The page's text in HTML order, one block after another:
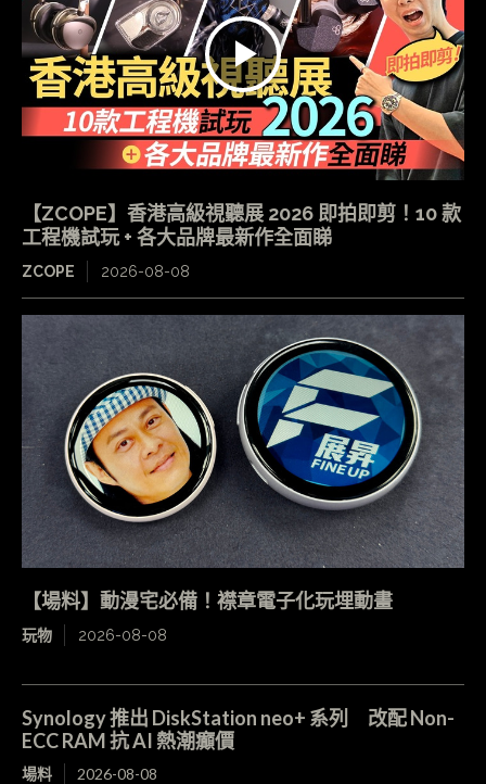
【ZCOPE】香港高級視聽展 2026 即拍即剪！10 款
工程機試玩 + 各大品牌最新作全面睇
ZCOPE 2026-08-08
【場料】動漫宅必備！襟章電子化玩埋動畫
玩物 2026-08-08
Synology 推出 DiskStation neo+ 系列 改配 Non-
ECC RAM 抗 AI 熱潮癲價
場料 2026-08-08